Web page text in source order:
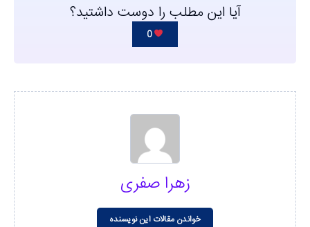
آیا این مطلب را دوست داشتید؟
0
زهرا صفری
خواندن مقالات این نویسنده